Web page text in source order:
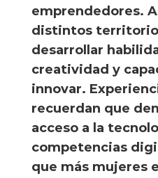
emprendedores.
distintos
desarrollar
creatividad y
innovar.
recuerdan que
acceso a la
competencias
que más mujeres